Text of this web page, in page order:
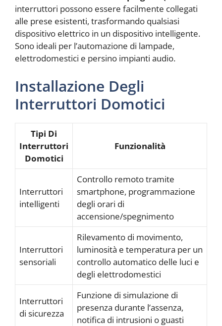
interruttori possono essere facilmente collegati
alle prese esistenti, trasformando qualsiasi
dispositivo elettrico in un dispositivo intelligente.
Sono ideali per l’automazione di lampade,
elettrodomestici e persino impianti audio.
Installazione Degli
Interruttori Domotici
Tipi Di
Interruttori
Domotici
Funzionalità
Interruttori
intelligenti
Controllo remoto tramite
smartphone, programmazione
degli orari di
accensione/spegnimento
Interruttori
sensoriali
Rilevamento di movimento,
luminosità e temperatura per un
controllo automatico delle luci e
degli elettrodomestici
Interruttori
di sicurezza
Funzione di simulazione di
presenza durante l’assenza,
notifica di intrusioni o guasti